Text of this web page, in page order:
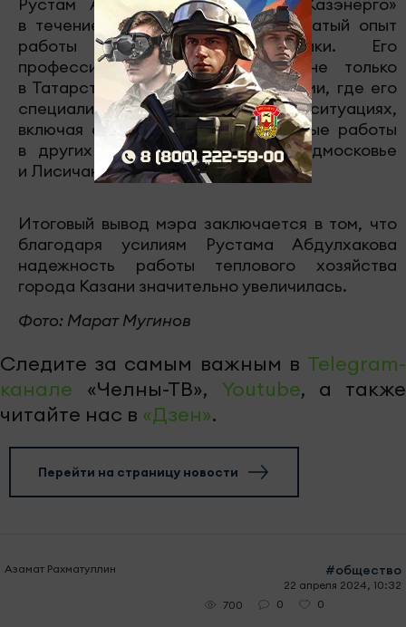
в течение восьми лет и имеет богатый опыт
работы в сфере энергетики. Его
профессионализм был отмечен не только
в Татарстане, но и за его пределами, где его
специалисты помогали в различных ситуациях,
включая аварии и восстановительные работы
в других регионах, таких как Подмосковье
и Лисичанск.
Итоговый вывод мэра заключается в том, что
благодаря усилиям Рустама Абдулхакова
надежность работы теплового хозяйства
города Казани значительно увеличилась.
Фото: Марат Мугинов
Следите за самым важным в Telegram-
канале «Челны-ТВ», Youtube, а также
читайте нас в «Дзен».
Перейти на страницу новости
Азамат Рахматуллин #общество
22 апреля 2024, 10:32
700
0 0